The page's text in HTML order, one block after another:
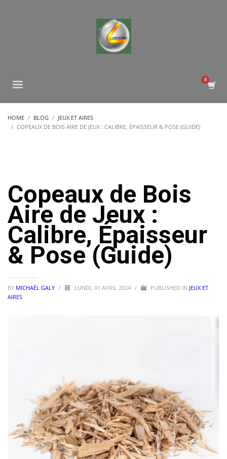
HOME BLOG
JEUX ET AIRES
COPEAUX DE BOIS AIRE DE JEUX : CALIBRE, ÉPAISSEUR & POSE (GUIDE)
Copeaux de Bois
Aire de Jeux :
Calibre, Épaisseur
& Pose (Guide)
BY MICHAËL GALY / LUNDI, 01 AVRIL 2024 / PUBLISHED IN JEUX ET
AIRES